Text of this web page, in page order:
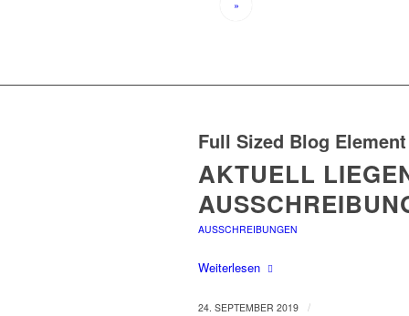
»
Full Sized Blog
AKTUELL
AUSSCHREIBUNGEN
Weiterlesen
24. SEPTEMBER 2019 /